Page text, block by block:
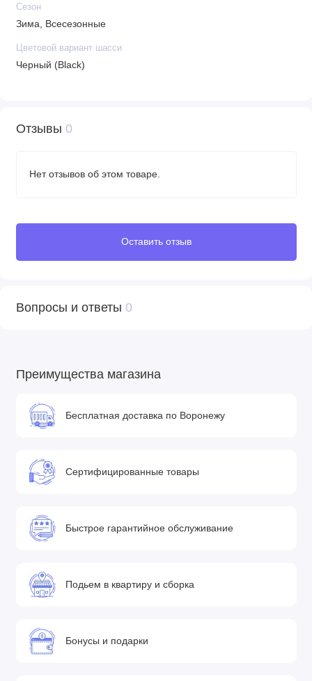
Сезон
Зима, Всесезонные
Цветовой вариант шасси
Черный (Black)
Отзывы 0
Нет отзывов об этом товаре.
Оставить отзыв
Вопросы и ответы 0
Преимущества магазина
Бесплатная доставка по Воронежу
Сертифицированные товары
Быстрое гарантийное обслуживание
Подьем в квартиру и сборка
Бонусы и подарки